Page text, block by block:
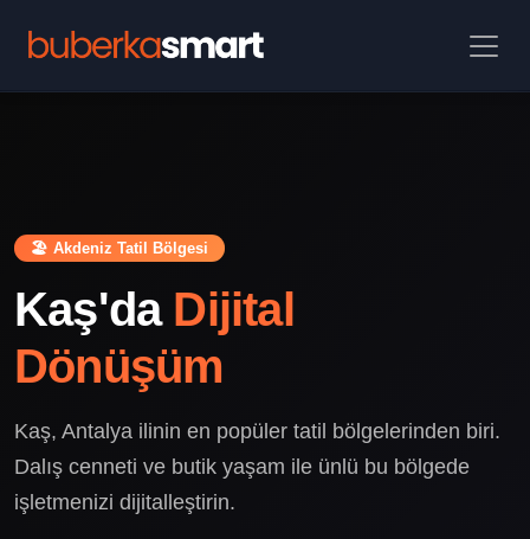
🏖️ Akdeniz Tatil Bölgesi
Kaş'da Dijital
Dönüşüm
Kaş, Antalya ilinin en popüler tatil bölgelerinden biri.
Dalış cenneti ve butik yaşam ile ünlü bu bölgede
işletmenizi dijitalleştirin.